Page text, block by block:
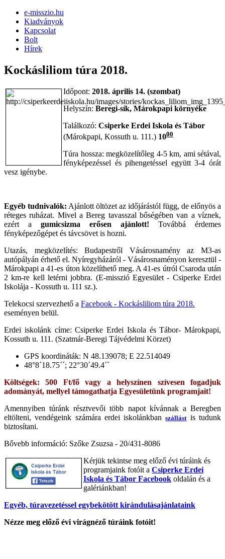
e-misszio.hu
Kiadványok
Kapcsolat
Bolt
Hírek
Kockásliliom túra 2018.
Időpont: 2018. április 14. (szombat)
Helyszín: Beregi-sík, Márokpapi környéke
Találkozó: Csiperke Erdei Iskola és Tábor
(Márokpapi, Kossuth u. 111.) 1000
Túra hossza: megközelítőleg 4-5 km, ami sétával,
fényképezéssel és pihengetéssel együtt 3-4 órát
vesz igénybe.
Egyéb tudnivalók: Ajánlott öltözet az időjárástól függ, de előnyös a
réteges ruházat. Mivel a Bereg tavasszal bőségében van a víznek,
ezért a gumicsizma erősen ajánlott! Továbbá érdemes
fényképezőgépet és távcsövet is hozni.
Utazás, megközelítés: Budapestről Vásárosnamény az M3-as
autópályán érhető el. Nyíregyházáról - Vásárosnaményon keresztül -
Márokpapi a 41-es úton közelíthető meg. A 41-es útról Csaroda után
2 km-re kell letérni jobbra. (E-misszió Egyesület - Csiperke Erdei
Iskolája - Kossuth u. 111 sz.).
Telekocsi szervezhető a Facebook - Kockásliliom túra 2018.
eseményen belül.
Erdei iskolánk címe: Csiperke Erdei Iskola és Tábor- Márokpapi,
Kossuth u. 111. (Szatmár-Beregi Tájvédelmi Körzet)
GPS koordináták: N 48.139078; E 22.514049
48°8´18.75´´; 22°30´49.4´´
Költségek: 500 Ft/fő vagy a helyszínen szívesen fogadjuk
adományát, mellyel támogathatja Egyesületünk programjait!
Amennyiben túránk résztvevői több napot kívánnak a Beregben
eltölteni, vendégeink számára erdei iskolánkbanszállást is tudunk
biztosítani.
Bővebb információ: Szőke Zsuzsa - 20/431-8086
Kérjük tekintse meg előző évi túráink és
programjaink fotóit a Csiperke Erdei
Iskola és Tábor Facebook oldalán és a
galériánkban!
Egyéb, túravezetéssel egybekötött kirándulásajánlataink
Nézze meg előző évi virágnéző túráink fotóit!